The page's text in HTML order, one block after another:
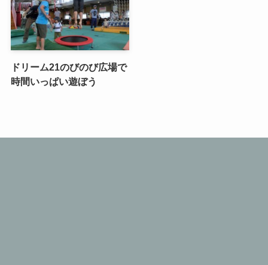
ドリーム21のびのび広場で
時間いっぱい遊ぼう